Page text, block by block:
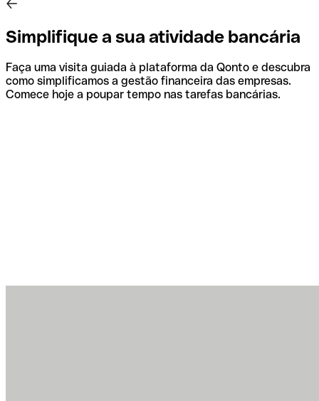
Simplifique a sua atividade bancária
Faça uma visita guiada à plataforma da Qonto e descubra
como simplificamos a gestão financeira das empresas.
Comece hoje a poupar tempo nas tarefas bancárias.